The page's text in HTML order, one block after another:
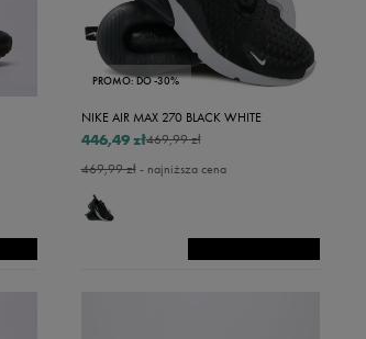
PROMO: DO -30%
NIKE AIR MAX 270 BLACK WHITE
469,99 zł
446,49 zł
469,99 zł- najniższa cena